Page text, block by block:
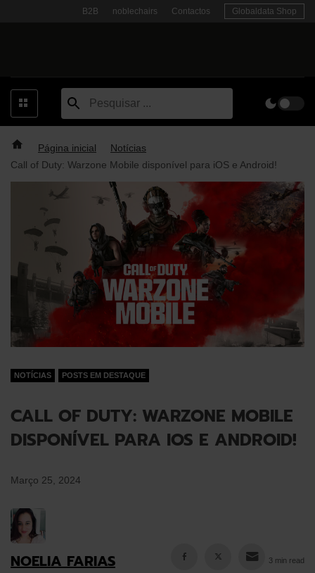
B2B noblechairs Contactos Globaldata Shop
Página inicial
Notícias
Call of Duty: Warzone Mobile disponível para iOS e Android!
NOTÍCIAS POSTS EM DESTAQUE
CALL OF DUTY: WARZONE MOBILE
DISPONÍVEL PARA IOS E ANDROID!
Março 25, 2024
NOELIA FARIAS 3 min read